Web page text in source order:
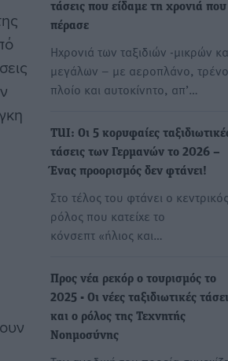
τάσεις που είδαμε τη χρονιά που
πέρασε
Ηχρονιά των ταξιδιών -μικρών
μεγάλων – με αεροπλάνο,
πλοίο και αυτοκίνητο, απ’…
TUI: Οι 5 κορυφαίες
τάσεις των Γερμανών το 2026 –
Ένας προορισμός δεν φτάνει!
Στο τέλος του φτάνει ο κεντρικός
ρόλος που κατείχε το
κόνσεπτ «ήλιος και…
Προς νέα ρεκόρ ο τουρισμός το
2025 - Οι νέες ταξιδιωτικές
και ο ρόλος της Τεχνητής
Νοημοσύνης